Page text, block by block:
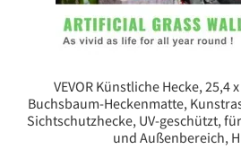
VEVOR Künstliche Hecke, 25,4
Buchsbaum-Heckenmatte,
Sichtschutzhecke, UV-geschützt,
und Außenbereich,